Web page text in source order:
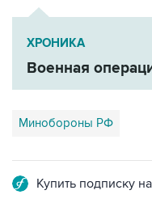
ХРОНИКА
Военная
Минобороны РФ
Купить подписку